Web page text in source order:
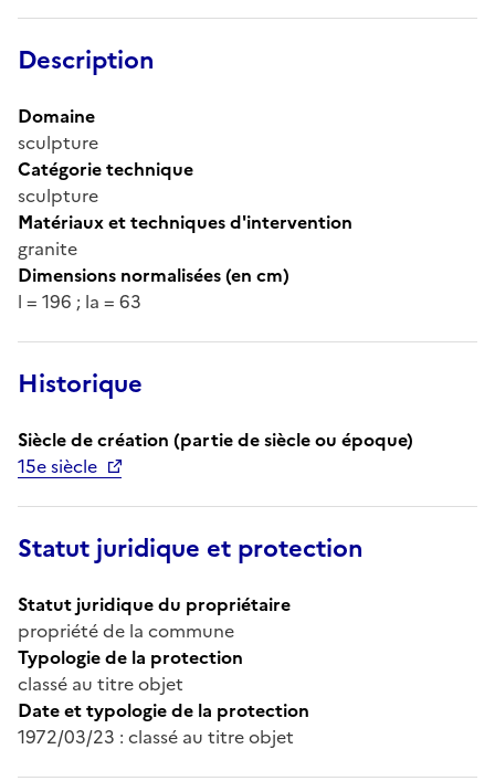
Description
Domaine
sculpture
Catégorie technique
sculpture
Matériaux et techniques d'intervention
granite
Dimensions normalisées (en cm)
l = 196 ; la = 63
Historique
Siècle de création (partie de siècle ou époque)
15e siècle
Statut juridique et protection
Statut juridique du propriétaire
propriété de la commune
Typologie de la protection
classé au titre objet
Date et typologie de la protection
1972/03/23 : classé au titre objet